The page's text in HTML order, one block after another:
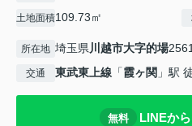
土地面積109.73㎡
所在地 埼玉県川越市大字的場2561
交通 東武東上線 「霞ヶ関 」駅
無料 LINEか